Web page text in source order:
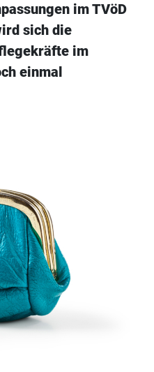
im TVöD
sich die
im
einmal